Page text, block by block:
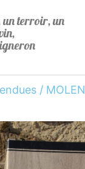
un terroir, un
/